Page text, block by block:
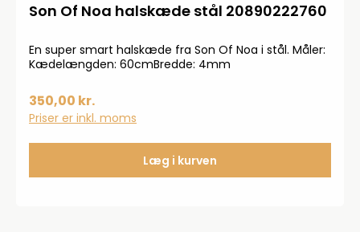
Son Of Noa halskæde stål 20890222760
En super smart halskæde fra Son Of Noa i stål. Måler:
Kædelængden: 60cmBredde: 4mm
350,00 kr.
Priser er inkl. moms
Læg i kurven